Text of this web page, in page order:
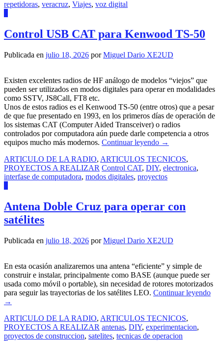
repetidoras, veracruz, Viajes, voz digital
Control USB CAT para Kenwood TS-50
Publicada en julio 18, 2026 porMiguel Dario XE2UD
Existen excelentes radios de HF análogo de modelos “viejos” que
pueden ser utilizados en modos digitales para operar en modalidades
como SSTV, JS8Call, FT8 etc.
Unos de estos radios es el Kenwood TS-50 (entre otros) que a pesar
de que fue presentado en 1993, en los primeros días de operación de
los sistemas CAT (Computer Aided Transceiver) o radios
controlados por computadora aún puede darle competencia a otros
equipos mucho más modernos. Continuar leyendo →
ARTICULO DE LA RADIO, ARTICULOS TECNICOS,
PROYECTOS A REALIZAR Control CAT, DIY, electronica,
interfase de computadora, modos digitales, proyectos
Antena Doble Cruz para operar con
satélites
Publicada en julio 18, 2026 porMiguel Dario XE2UD
En esta ocasión analizaremos una antena “eficiente” y simple de
construir e instalar, principalmente como BASE (aunque puede ser
usada como móvil o portable), sin necesidad de rotores motorizados
para seguir las trayectorias de los satélites LEO. Continuar leyendo
→
ARTICULO DE LA RADIO, ARTICULOS TECNICOS,
PROYECTOS A REALIZAR antenas, DIY, experimentacion,
proyectos de construccion, satelites, tecnicas de operacion